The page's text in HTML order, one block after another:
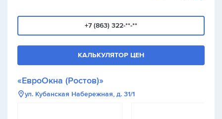
+7 (863) 322-**-**
КАЛЬКУЛЯТОР ЦЕН
«ЕвроОкна (Ростов)»
ул. Кубанская Набережная, д. 31/1